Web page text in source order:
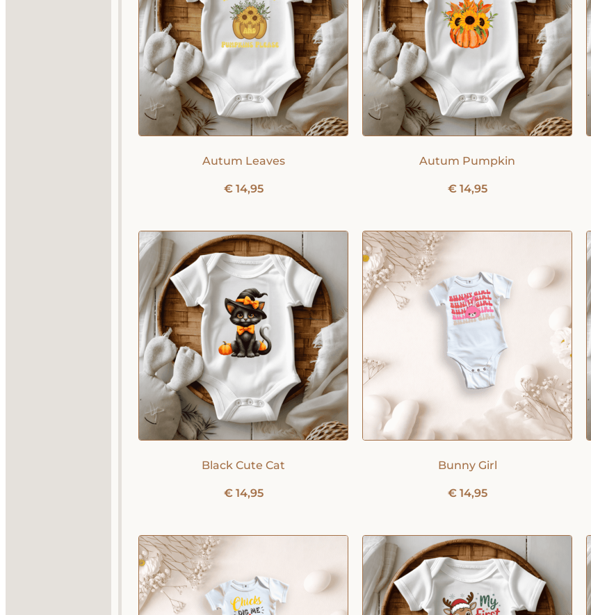
Autum Leaves
€14,95
Autum Pumpkin
€14,95
Black Cute Cat
€14,95
Bunny Girl
€14,95